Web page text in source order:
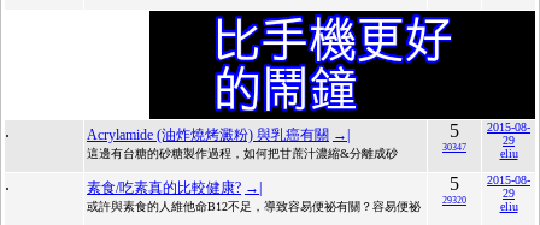
. Acrylamide (油炸燒烤澱粉) 與乳癌有關 →|
這邊有台糖的砂糖製作過程，如何把甘蔗汁濃縮&分離成砂
5
30347
2015-08-
29
eliu
. 素食/吃素真的比較健康? →|
或許與素食的人維他命B12不足，導致容易便祕有關？容易便祕
5
29320
2015-08-
29
eliu